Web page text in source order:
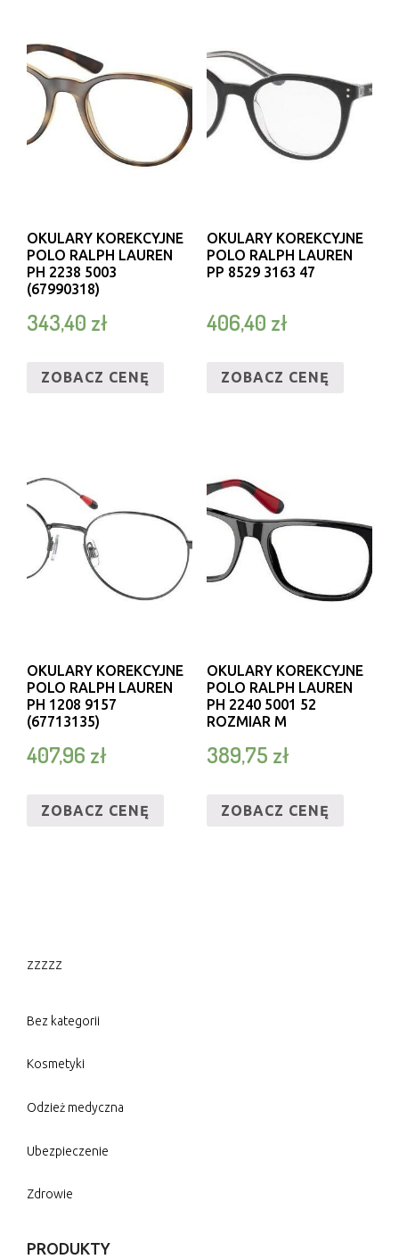
OKULARY KOREKCYJNE
POLO RALPH LAUREN
PH 2238 5003
(67990318)
343,40 zł
ZOBACZ CENĘ
OKULARY KOREKCYJNE
POLO RALPH LAUREN
PP 8529 3163 47
406,40 zł
ZOBACZ CENĘ
OKULARY KOREKCYJNE
POLO RALPH LAUREN
PH 1208 9157
(67713135)
407,96 zł
ZOBACZ CENĘ
OKULARY KOREKCYJNE
POLO RALPH LAUREN
PH 2240 5001 52
ROZMIAR M
389,75 zł
ZOBACZ CENĘ
zzzzz
Bez kategorii
Kosmetyki
Odzież medyczna
Ubezpieczenie
Zdrowie
PRODUKTY